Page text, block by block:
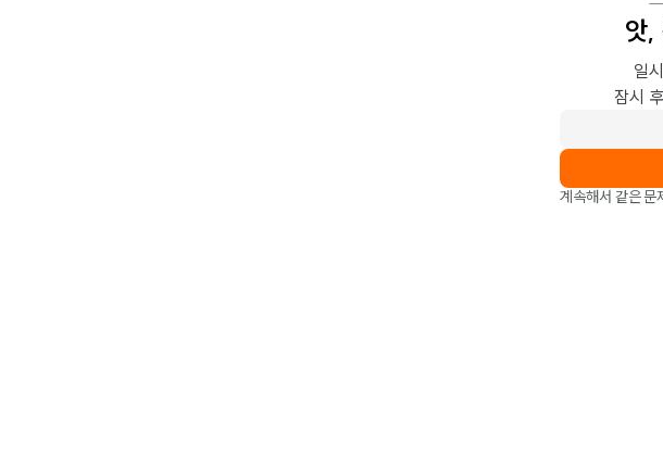
앗,
일
잠시
계속해서 같은 문